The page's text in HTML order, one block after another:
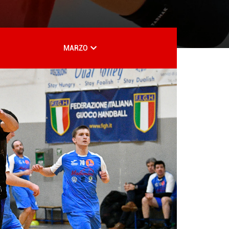
MARZO